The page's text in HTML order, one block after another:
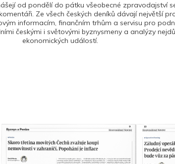
od pondělí do pátku všeobecné zpravodajství
Ze všech českých deníků dávají největší
informacím, finančním trhům a servisu pro
českými i světovými byznysmeny a analýzy
ekonomických událostí.